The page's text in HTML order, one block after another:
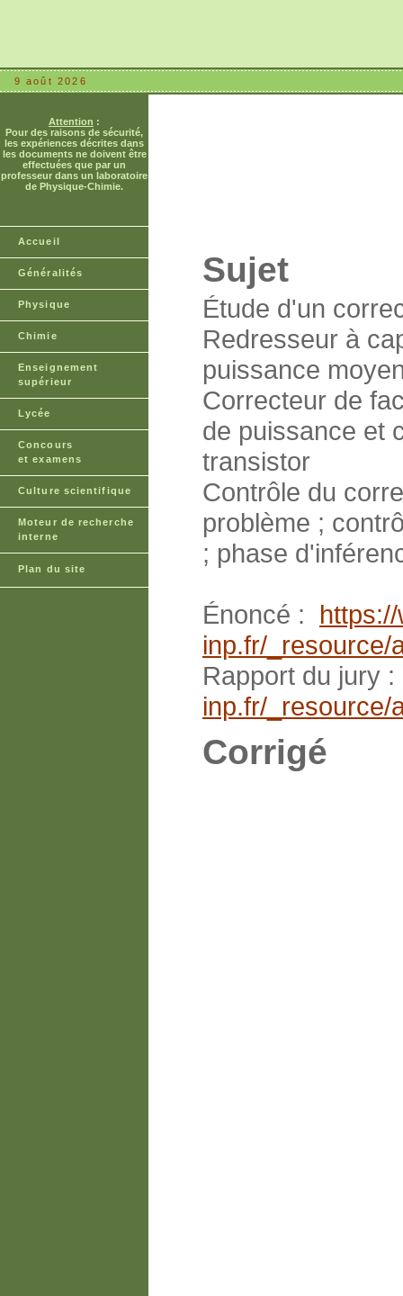
9 août 2026
Attention :
Pour des raisons de sécurité,
les expériences décrites dans
les documents ne doivent être
effectuées que par un
professeur dans un laboratoire
de Physique-Chimie.
Accueil
Généralités
Physique
Chimie
Enseignement
supérieur
Lycée
Concours
et examens
Culture scientifique
Moteur de recherche
interne
Plan du site
Sujet
Étude d'un
Redresseur à
puissance
Correcteur de
de puissance et
transistor
Contrôle du
problème ;
; phase
Énoncé :
inp.fr/_resource/
Rapport du jury
inp.fr/_resource/
Corrigé